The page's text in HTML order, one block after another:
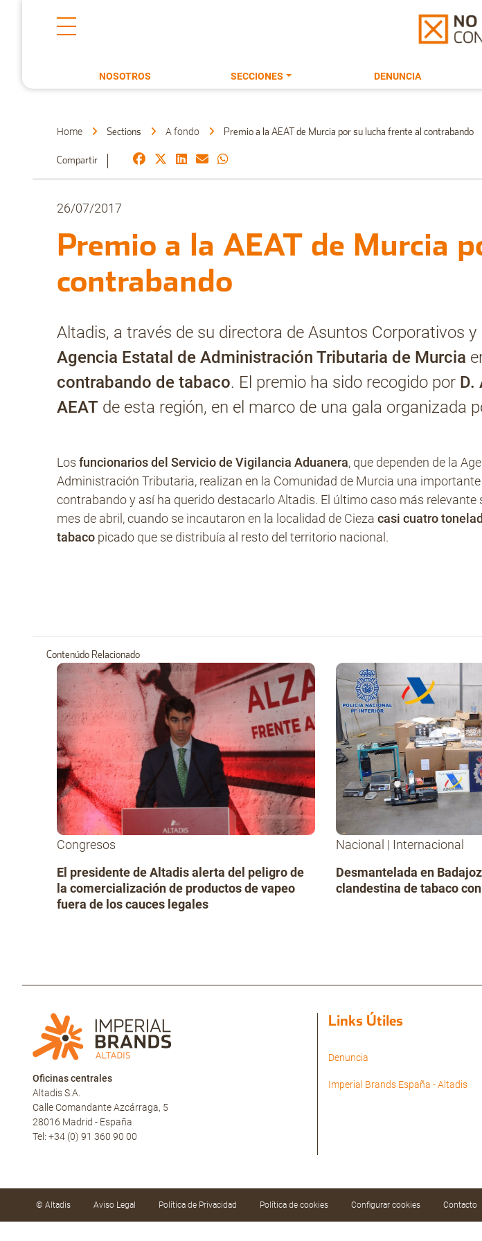
NOSOTROS SECCIONES DENUNCIA
Home Sections A fondo Premio a la AEAT de Murcia por su lucha frente al contrabando
Compartir
26/07/2017
Premio a la AEAT de Murcia
contrabando
Altadis, a través de su directora de Asuntos Corporativos y
Agencia Estatal de Administración Tributaria de Murcia
contrabando de tabaco. El premio ha sido recogido por D.
AEAT de esta región, en el marco de una gala organizada
Los funcionarios del Servicio de Vigilancia Aduanera, que dependen de la
Administración Tributaria, realizan en la Comunidad de Murcia una importante
contrabando y así ha querido destacarlo Altadis. El último caso más relevante
mes de abril, cuando se incautaron en la localidad de Cieza casi cuatro
tabaco picado que se distribuía al resto del territorio nacional.
Contenúdo Relacionado
Congresos
El presidente de Altadis alerta del peligro de
la comercialización de productos de vapeo
fuera de los cauces legales
Nacional | Internacional
Desmantelada en
clandestina de tabaco
Oficinas centrales
Altadis S.A.
Calle Comandante Azcárraga, 5
28016 Madrid - España
Tel: +34 (0) 91 360 90 00
Links Útiles
Denuncia
Imperial Brands España - Altadis
© Altadis Aviso Legal Política de Privacidad Política de cookies Configurar cookies Contacto